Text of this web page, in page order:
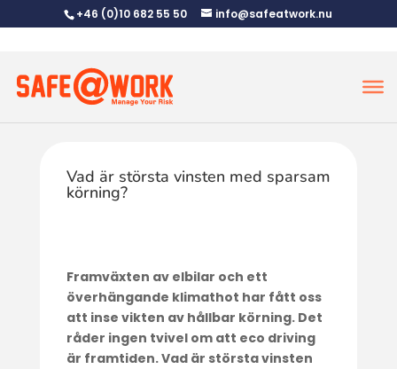
+46 (0)10 682 55 50 info@safeatwork.nu
Vad är största vinsten med sparsam
körning?
Framväxten av elbilar och ett
överhängande klimathot har fått oss
att inse vikten av hållbar körning. Det
råder ingen tvivel om att eco driving
är framtiden. Vad är största vinsten